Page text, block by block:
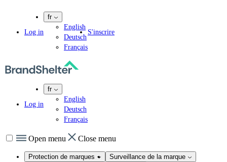
Log in
fr
English
Deutsch
Français
S'inscrire
Log in
fr
English
Deutsch
Français
Open menu Close menu
Protection de marques
Surveillance de la marque